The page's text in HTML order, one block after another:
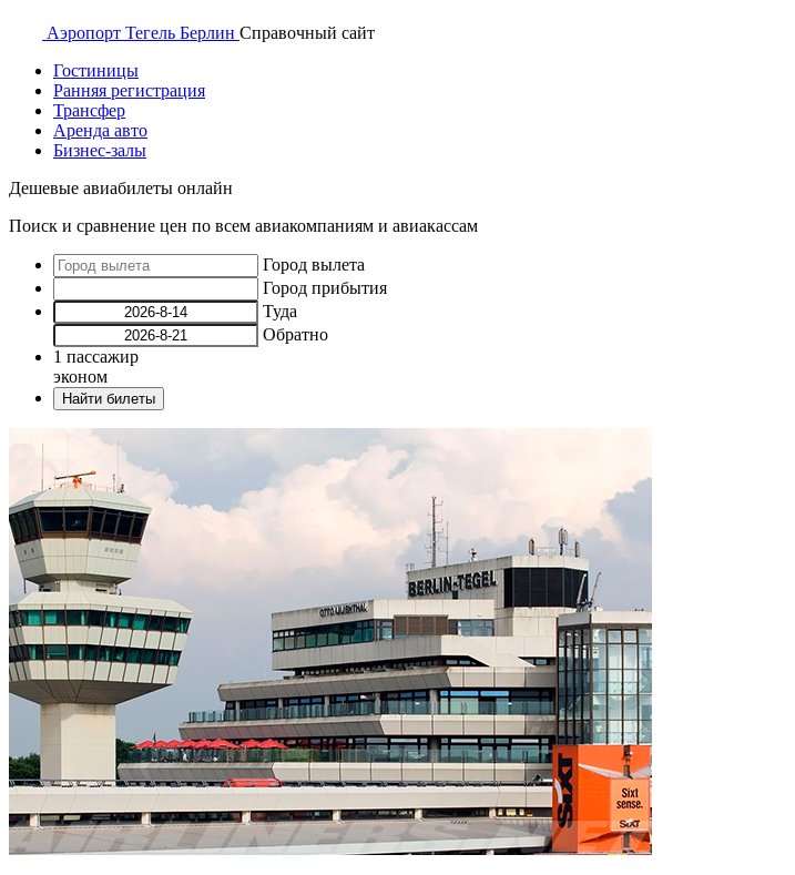
Аэропорт Тегель Берлин Справочный сайт
Гостиницы
Ранняя регистрация
Трансфер
Аренда авто
Бизнес-залы
Дешевые авиабилеты онлайн
Поиск и сравнение цен по всем авиакомпаниям и авиакассам
Город вылета
Город прибытия
Туда
Обратно
1 пассажир
эконом
Найти билеты